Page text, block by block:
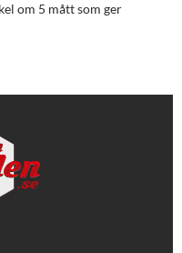
om 5 mått som ger